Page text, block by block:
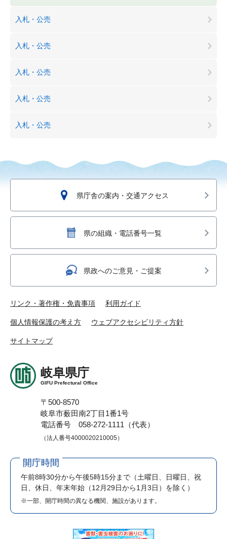
入札・公売
入札・公売
入札・公売
入札・公売
入札・公売
県庁舎の案内・交通アクセス
県の組織・電話番号一覧
県政へのご意見・ご提案
リンク・著作権・免責事項 利用ガイド
個人情報保護の考え方 ウェブアクセシビリティ方針
サイトマップ
岐阜県庁
GIFU Prefectural Office
〒500-8570
岐阜市薮田南2丁目1番1号
電話番号 058-272-1111（代表）
（法人番号4000020210005）
開庁時間
午前8時30分から午後5時15分まで （土曜日、日曜日、祝
日、休日、年末年始（12月29日から1月3日）を除く）
※一部、開庁時間の異なる機関、施設があります。